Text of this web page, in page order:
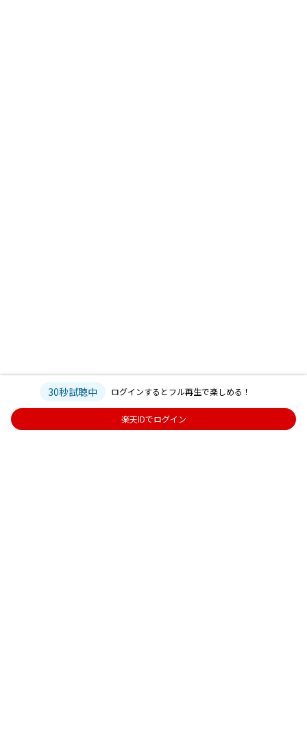
30秒試聴中 ログインするとフル再生で楽しめる！
楽天IDでログイン